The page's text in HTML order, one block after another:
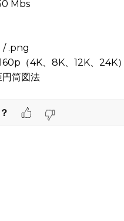
Mbs
/ .png
（4K、8K、12K、24K）
円筒図法